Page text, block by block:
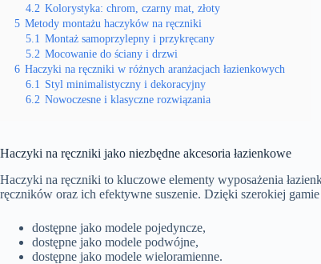
4.2 Kolorystyka: chrom, czarny mat, złoty
5 Metody montażu haczyków na ręczniki
5.1 Montaż samoprzylepny i przykręcany
5.2 Mocowanie do ściany i drzwi
6 Haczyki na ręczniki w różnych aranżacjach łazienkowych
6.1 Styl minimalistyczny i dekoracyjny
6.2 Nowoczesne i klasyczne rozwiązania
Haczyki na ręczniki jako niezbędne akcesoria łazienkowe
Haczyki na ręczniki to kluczowe elementy wyposażenia
ręczników oraz ich efektywne suszenie. Dzięki szerokiej
dostępne jako modele pojedyncze,
dostępne jako modele podwójne,
dostępne jako modele wieloramienne.